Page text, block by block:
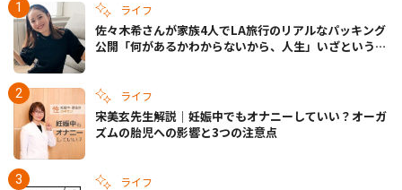
ライフ
佐々木希さんが家族4人でLA旅行のリアルなパッキング
公開「何があるかわからないから、人生」いざというと
ライフ
宋美玄先生解説｜妊娠中でもオナニーしていい？オーガ
ズムの胎児への影響と3つの注意点
ライフ